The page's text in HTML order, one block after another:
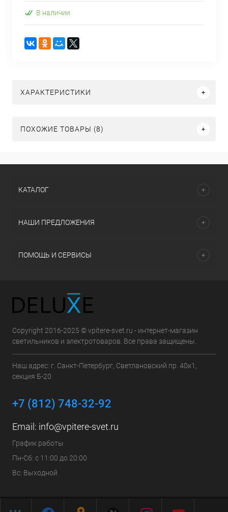
В наличии
ХАРАКТЕРИСТИКИ
ПОХОЖИЕ ТОВАРЫ (8)
КАТАЛОГ
НАШИ ПРЕДЛОЖЕНИЯ
ПОМОЩЬ И СЕРВИСЫ
Copyright 2016-2025 © vpitere-svet.ru - интернет-магазин
светильников и электротоваров. Все права защищены.
Наш адрес: г. Санкт-Петербург, Светлановский пр. 40к1,
секция Б-20
+7 (812) 748-32-92
Email: info@vpitere-svet.ru
График работы
Пн-Сб: с 11:00 до 20:00
Вс: Выходной